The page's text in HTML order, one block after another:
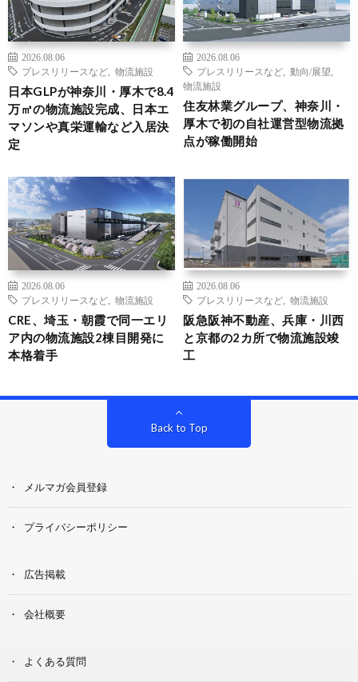
2026.08.06
プレスリリースなど
物流施設
日本GLPが神奈川・厚木で8.4
万㎡の物流施設完成、日本エ
マソンや真栄運輸など入居決
定
2026.08.06
プレスリリースなど
動向/展望
物流施設
住友林業グループ、神奈川・
厚木で初の自社運営型物流拠
点が稼働開始
2026.08.06
プレスリリースなど
物流施設
CRE、埼玉・朝霞で同一エリ
ア内の物流施設2棟目開発に
本格着手
2026.08.06
プレスリリースなど
物流施設
阪急阪神不動産、兵庫・川西
と京都の2カ所で物流施設竣
工
Back to Top
メルマガ会員登録
プライバシーポリシー
広告掲載
会社概要
よくある質問